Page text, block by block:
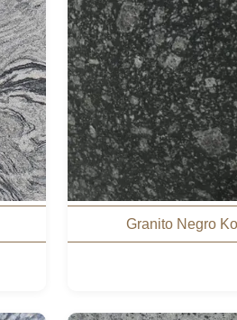
Granito Negro